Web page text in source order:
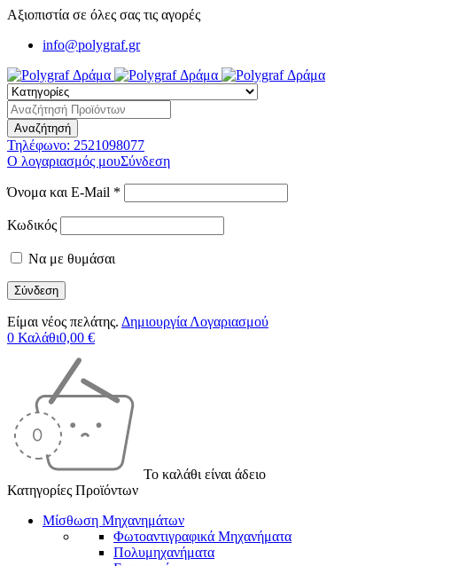
Αξιοπιστία σε όλες σας τις αγορές
info@polygraf.gr
Τηλέφωνο: 2521098077
Ο λογαριασμός μουΣύνδεση
Όνομα και E-Mail *
Κωδικός
Να με θυμάσαι
Είμαι νέος πελάτης. Δημιουργία Λογαριασμού
0 Καλάθι0,00 €
Το καλάθι είναι άδειο
Κατηγορίες Προϊόντων
Μίσθωση Μηχανημάτων
Φωτοαντιγραφικά Μηχανήματα
Πολυμηχανήματα